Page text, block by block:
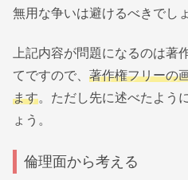
無用な争いは避けるべきでしょ
上記内容が問題になるのは著
てですので、 著作権フリーの
ます。ただし先に述べたよう
ょう。
倫理面から考える